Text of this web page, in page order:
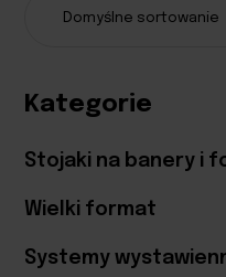
Kategorie
Stojaki na banery i
Wielki format
Systemy